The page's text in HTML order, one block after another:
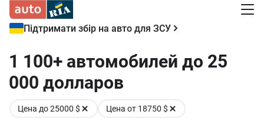
Підтримати збір на авто для ЗСУ
1 100+ автомобилей до 25
000 долларов
Цена до 25000 $ Цена от 18750 $